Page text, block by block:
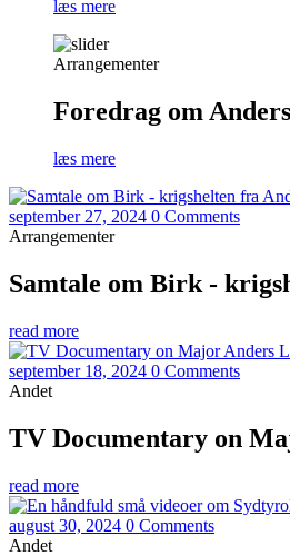
læs mere
Arrangementer
Foredrag om
læs mere
september 27, 2024 0 Comments
Arrangementer
Samtale om Birk -
read more
september 18, 2024 0 Comments
Andet
TV Documentary on
read more
august 30, 2024 0 Comments
Andet